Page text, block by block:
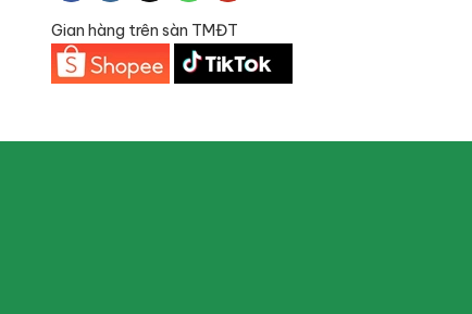
Gian hàng trên sàn TMĐT